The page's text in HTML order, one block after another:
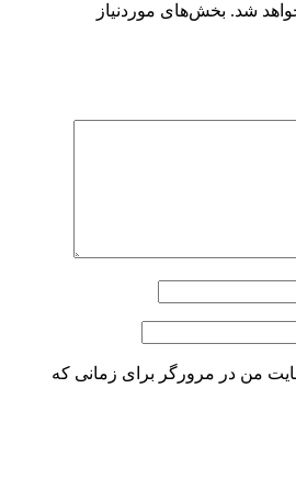
شد. بخش‌های موردنیاز
من در مرورگر برای زمانی که